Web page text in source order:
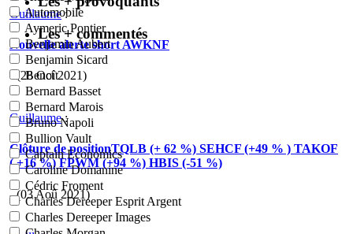
Automobile
Aymeric Pontier
Benjamin Aubert
Benjamin Sicard
Benoît
Bernard Basset
Bernard Marois
Bruno Napoli
Bullion Vault
Captain Economics
Caroline Domanine
Cédric Froment
Charles Dereeper Esprit Argent
Charles Dereeper Images
Les + commentés
Guillaume:
Nouvelle alerte short AWKNF
- (28 Oct 2021)
Guillaume:
Clôture de positionTQLB (+ 62 %) SEHCF (+49 % ) TAKOF
( +16 %) FPWM (+94 %) HBIS (-51 %)
- (03 Aoû 2021)